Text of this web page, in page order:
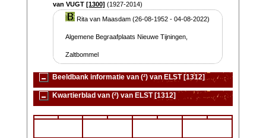
van VUGT [1300] (1927-2014)
Rita van Maasdam (26-08-1952 - 04-08-2022)
Algemene Begraafplaats Nieuwe Tijningen,
Zaltbommel
Beeldbank informatie van (²) van ELST [1312]
Kwartierblad van (²) van ELST [1312]